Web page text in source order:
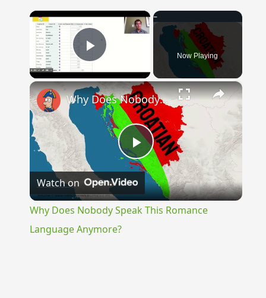
×
Play Video Now Playing
×
Play
Video
Why Does Nobody Speak This Romance Language Anymore?
Watch on
Why Does Nobody Speak This Romance
Language Anymore?